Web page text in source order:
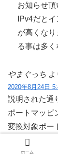
お知らせ頂
IPv4だと
が高くな
る事は多く
やまぐっち よ
2020年8月24日
説明された通
ポートマッピ
変換対象ポー
入力対象外と
ホーム